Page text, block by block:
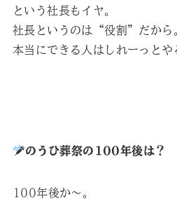
という社長もイヤ。
社長というのは“役割”だから
本当にできる人はしれーっとや
のうひ葬祭の100年後は？
100年後か～。